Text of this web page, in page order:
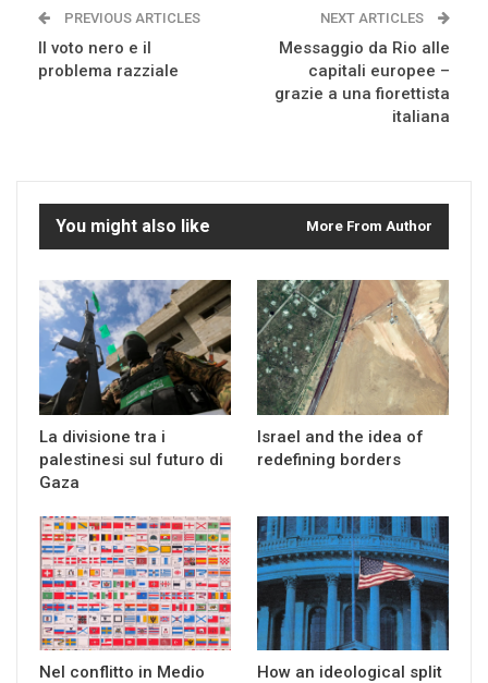
PREVIOUS ARTICLES
Il voto nero e il
problema razziale
NEXT ARTICLES
Messaggio da Rio alle
capitali europee –
grazie a una fiorettista
italiana
You might also like More From Author
La divisione tra i
palestinesi sul futuro di
Gaza
Israel and the idea of
redefining borders
Nel conflitto in Medio
How an ideological split